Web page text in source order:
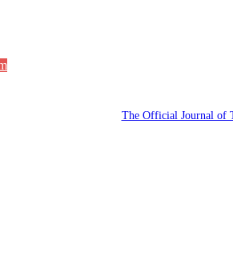
The Official Journal of